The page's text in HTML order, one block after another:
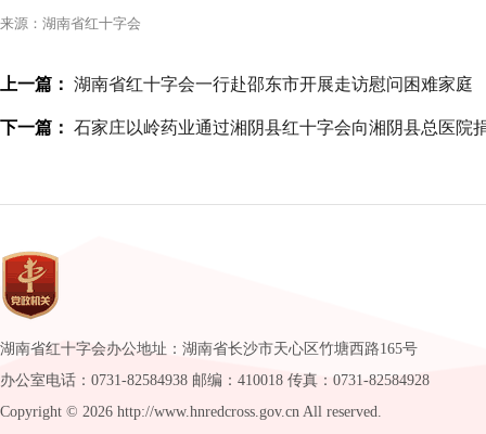
来源：湖南省红十字会
上一篇： 湖南省红十字会一行赴邵东市开展走访慰问困难家庭
下一篇： 石家庄以岭药业通过湘阴县红十字会向湘阴县总医院
湖南省红十字会办公地址：湖南省长沙市天心区竹塘西路165号
办公室电话：0731-82584938 邮编：410018 传真：0731-82584928
Copyright © 2026 http://www.hnredcross.gov.cn All reserved.